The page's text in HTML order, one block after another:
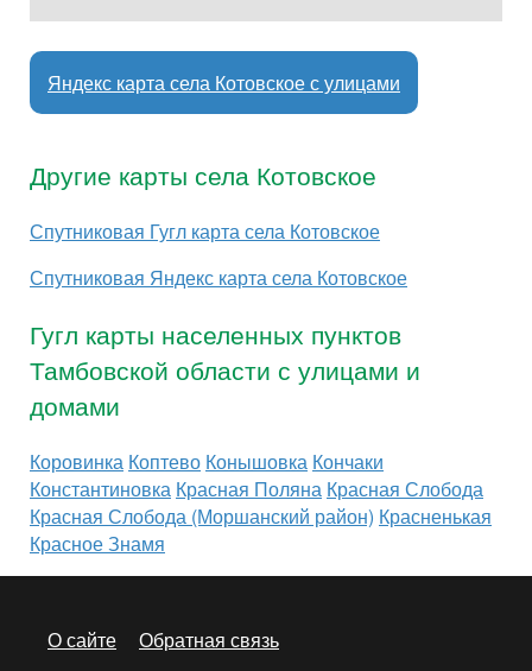
Яндекс карта села Котовское с улицами
Другие карты села Котовское
Спутниковая Гугл карта села Котовское
Спутниковая Яндекс карта села Котовское
Гугл карты населенных пунктов
Тамбовской области с улицами и
домами
Коровинка Коптево Конышовка Кончаки
Константиновка Красная Поляна Красная Слобода
Красная Слобода (Моршанский район) Красненькая
Красное Знамя
О сайте
Обратная связь